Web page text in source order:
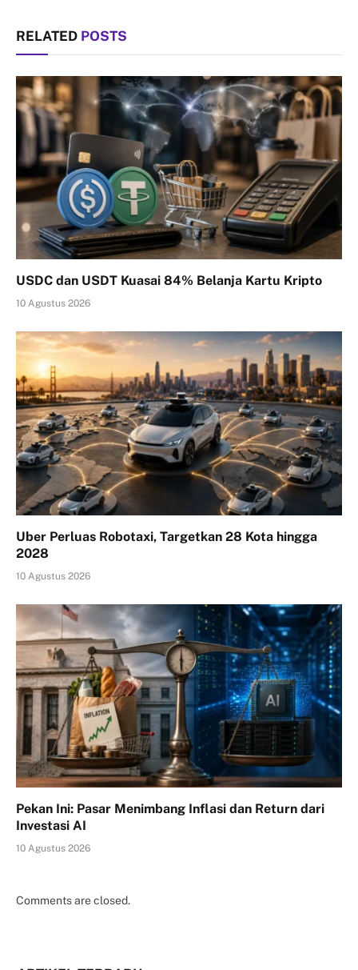
RELATED POSTS
USDC dan USDT Kuasai 84% Belanja Kartu Kripto
10 Agustus 2026
Uber Perluas Robotaxi, Targetkan 28 Kota hingga
2028
10 Agustus 2026
Pekan Ini: Pasar Menimbang Inflasi dan Return dari
Investasi AI
10 Agustus 2026
Comments are closed.